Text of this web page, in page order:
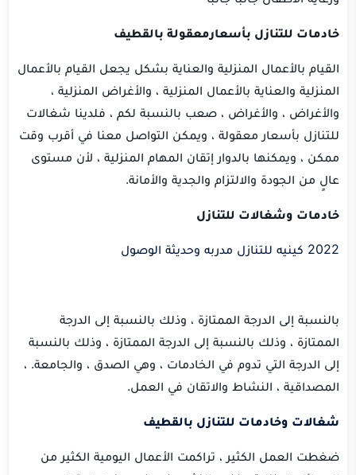
خادمات للتنازل بأسعارمعقولة بالقطيف
القيام بالأعمال المنزلية والعناية بشكل يجعل القيام بالأعمال
المنزلية والعناية بالأعمال المنزلية ، والأغراض المنزلية ،
والأغراض ، والأغراض ، صعب بالنسبة لكم ، فلدينا شغالات
للتنازل بأسعار معقولة ، ويمكن التواصل معنا في أقرب وقت
ممكن ، ويمكنها بالدوار إتقان المهام المنزلية ، لأن مستوى
عالٍ من الجودة والالتزام والجدية والأمانة.
خادمات وشغالات للتنازل
2022 كينيه للتنازل مدربه وحديثة الوصول
بالنسبة إلى الدرجة الممتازة ، وذلك بالنسبة إلى الدرجة
الممتازة ، وذلك بالنسبة إلى الدرجة الممتازة ، وذلك بالنسبة
إلى الدرجة التي تدوم في الخادمات ، وهي الصدق ، والجامعة. ،
المصداقية ، النشاط والاتقان في العمل.
شغالات وخادمات للتنازل بالقطيف
ضغطت العمل الكثير ، تراكمت الأعمال اليومية الكثير من